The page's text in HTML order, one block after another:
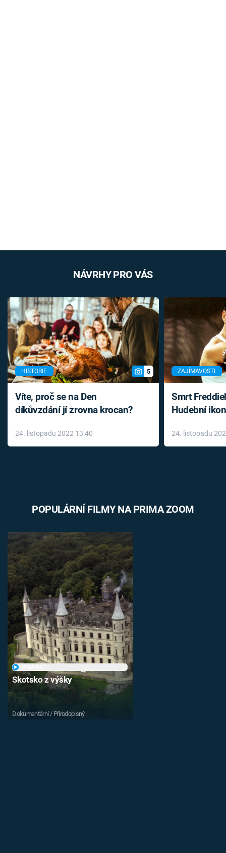
NÁVRHY PRO VÁS
HISTORIE 5
Víte, proč se na Den
díkůvzdání jí zrovna krocan?
24. listopadu 2022 13:40
ZAJÍMAVOSTI
Smrt
Hudební
léky
24. listopadu
POPULÁRNÍ FILMY NA PRIMA ZOOM
Skotsko z výšky
Dokumentární / Přírodopisný